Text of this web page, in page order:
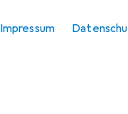
Impressum